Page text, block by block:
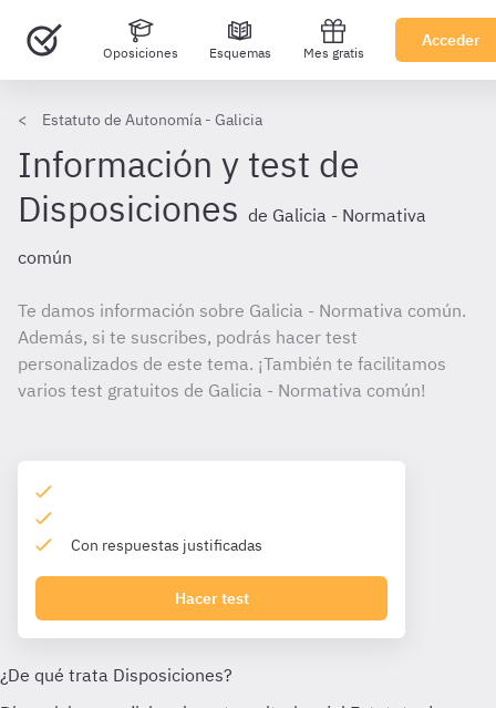
Oposiciones Esquemas Mes gratis
Acceder
Estatuto de Autonomía - Galicia
Información y test de
Disposiciones de Galicia - Normativa
común
Te damos información sobre Galicia - Normativa común.
Además, si te suscribes, podrás hacer test
personalizados de este tema. ¡También te facilitamos
varios test gratuitos de Galicia - Normativa común!
Con respuestas justificadas
Hacer test